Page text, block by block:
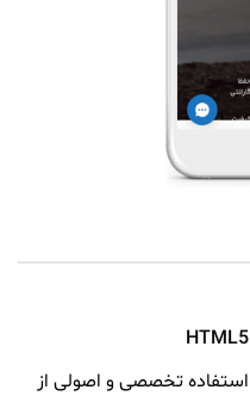
HTML5
استفاده تخصصی و اصولی از